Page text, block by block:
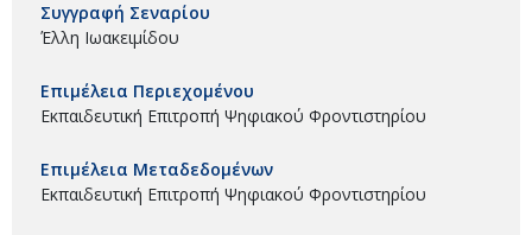
Συγγραφή Σεναρίου
Έλλη Ιωακειμίδου
Επιμέλεια Περιεχομένου
Εκπαιδευτική Επιτροπή Ψηφιακού Φροντιστηρίου
Επιμέλεια Μεταδεδομένων
Εκπαιδευτική Επιτροπή Ψηφιακού Φροντιστηρίου